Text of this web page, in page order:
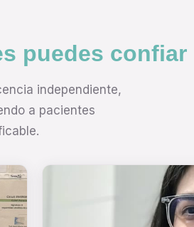
puedes confiar
independiente,
a pacientes